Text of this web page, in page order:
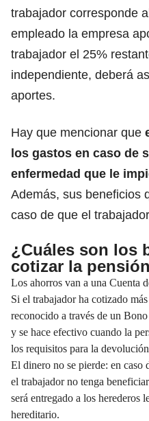
trabajador corresponde
empleado la empresa
trabajador el 25%
independiente, deberá
aportes.
Hay que mencionar que
los gastos en caso de
enfermedad que le
Además, sus beneficios
caso de que el
¿Cuáles son los
cotizar la
Los ahorros van a una Cuenta
Si el trabajador ha cotizado
reconocido a través de un
y se hace efectivo cuando la
los requisitos para la
El dinero no se pierde: en caso
el trabajador no tenga
será entregado a los herederos
hereditario.